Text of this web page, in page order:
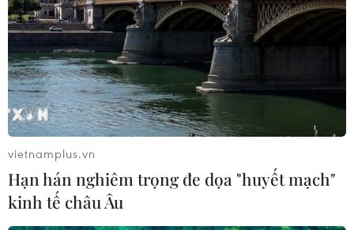
vietnamplus.vn
Hạn hán nghiêm trọng đe dọa "huyết mạch"
kinh tế châu Âu